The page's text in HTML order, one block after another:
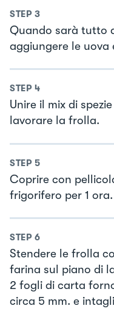
STEP 3
Quando sarà tutto
aggiungere le
STEP 4
Unire il mix di
lavorare la frolla.
STEP 5
Coprire con
frigorifero per 1 ora.
STEP 6
Stendere le frolla
farina sul piano di
2 fogli di carta
circa 5 mm. e